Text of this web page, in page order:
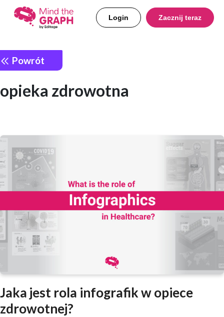
Login Zacznij teraz
Powrót
opieka zdrowotna
Jaka jest rola infografik w opiece
zdrowotnej?